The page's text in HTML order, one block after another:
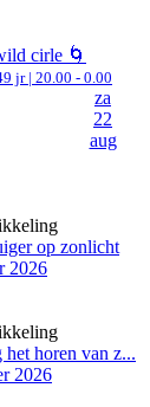
cirle 🌀
jr | 20.00 - 0.00
za
22
aug
op zonlicht
2026
horen van z...
2026